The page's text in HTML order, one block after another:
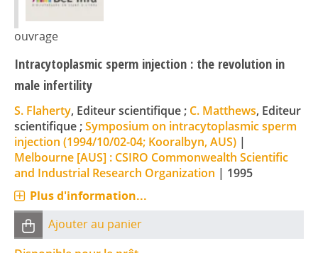
ouvrage
Intracytoplasmic sperm injection : the revolution in
male infertility
S. Flaherty, Editeur scientifique ; C. Matthews, Editeur
scientifique ;Symposium on intracytoplasmic sperm
injection (1994/10/02-04; Kooralbyn, AUS) |
Melbourne [AUS] : CSIRO Commonwealth Scientific
and Industrial Research Organization | 1995
Plus d'information...
Ajouter au panier